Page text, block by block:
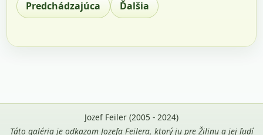
Predchádzajúca Ďalšia
Jozef Feiler (2005 - 2024)
Táto galéria je odkazom Jozefa Feilera, ktorý ju pre Žilinu a jej ľudí